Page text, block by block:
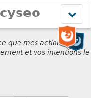
le
menu
que mes actions sont
et vos intentions le